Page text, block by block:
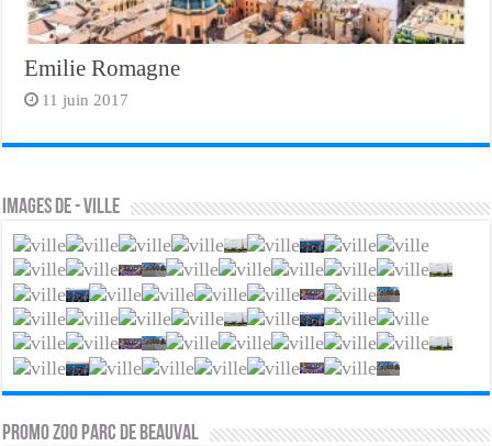
Emilie Romagne
11 juin 2017
Images de - Ville
PROMO ZOO PARC DE BEAUVAL